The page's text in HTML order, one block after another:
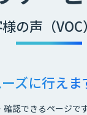
様の声（VOC
ズに行えま
認できるページで